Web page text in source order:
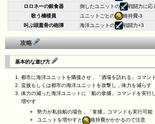
ロロネーの銀食器
倒したユニットの 戦闘力に応
歌う檣楼員
ユニットごとの
維持費-3
叫ぶ頭蓋骨の砲弾
海洋ユニットの 戦闘力+3
攻略
基本的な遊び方
都市に海洋ユニットを隣接させ，「酒場を訪れる」コマン
蛮族もしくは都市の海洋ユニットを攻撃し，体力を減らす
体力の減った海洋ユニットに「船の拿捕」コマンドを実行
増やす
勢力が私掠船の場合，「拿捕」コマンドも実行可能
ユニットを増やすと
維持費がかかるので注意